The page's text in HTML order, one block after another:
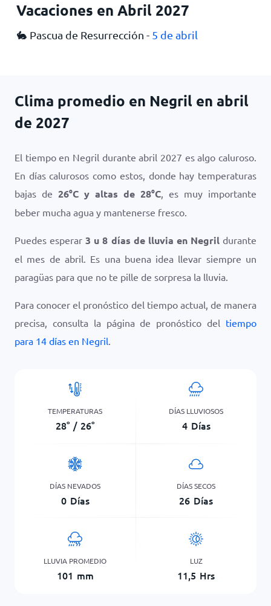
Vacaciones en Abril 2027
🐇 Pascua de Resurrección - 5 de abril
Clima promedio en Negril en abril
de 2027
El tiempo en Negril durante abril 2027 es algo caluroso.
En días calurosos como estos, donde hay temperaturas
bajas de 26°C y altas de 28°C, es muy importante
beber mucha agua y mantenerse fresco.
Puedes esperar3 u 8 días de lluvia en Negrildurante
el mes de abril. Es una buena idea llevar siempre un
paragüas para que no te pille de sorpresa la lluvia.
Para conocer el pronóstico del tiempo actual, de manera
precisa, consulta la página de pronóstico del tiempo
para 14 días en Negril.
TEMPERATURAS
28° / 26°
DÍAS LLUVIOSOS
4 Días
DÍAS NEVADOS
0 Días
DÍAS SECOS
26 Días
LLUVIA PROMEDIO
101 mm
LUZ
11,5 Hrs